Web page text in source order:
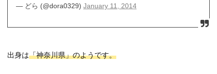
— どら (@dora0329) January 11, 2014
出身は「神奈川県」のようです。